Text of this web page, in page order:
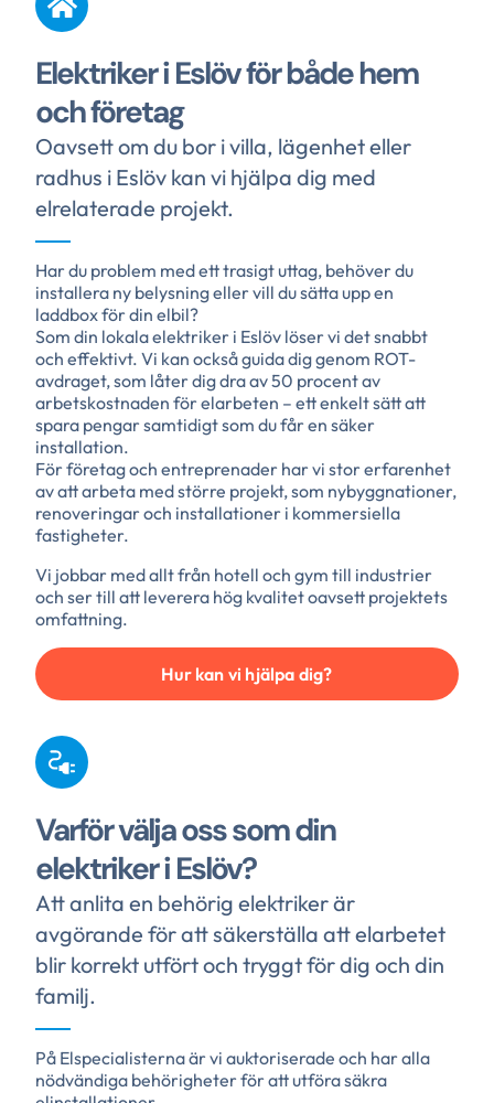
Varför välja oss som din
elektriker i Eslöv?
Att anlita en behörig elektriker är
avgörande för att säkerställa att elarbetet
blir korrekt utfört och tryggt för dig och din
familj.
På Elspecialisterna är vi auktoriserade och har alla
nödvändiga behörigheter för att utföra säkra
Elektriker i Eslöv för både hem
och företag
Oavsett om du bor i villa, lägenhet eller
radhus i Eslöv kan vi hjälpa dig med
elrelaterade projekt.
Har du problem med ett trasigt uttag, behöver du
installera ny belysning eller vill du sätta upp en
laddbox för din elbil?
Som din lokala elektriker i Eslöv löser vi det snabbt
och effektivt. Vi kan också guida dig genom ROT-
avdraget, som låter dig dra av 50 procent av
arbetskostnaden för elarbeten – ett enkelt sätt att
spara pengar samtidigt som du får en säker
installation.
För företag och entreprenader har vi stor erfarenhet
av att arbeta med större projekt, som nybyggnationer,
renoveringar och installationer i kommersiella
fastigheter.
Vi jobbar med allt från hotell och gym till industrier
och ser till att leverera hög kvalitet oavsett projektets
omfattning.
Hur kan vi hjälpa dig?